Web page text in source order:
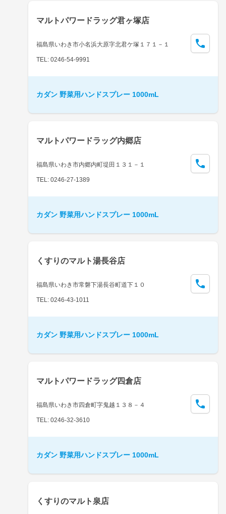
マルトパワードラッグ君ヶ塚店
福島県いわき市小名浜大原字北君ケ塚１７１－１
TEL: 0246-54-9991
カダン 野菜用ハンドスプレー 1000mL
マルトパワードラッグ内郷店
福島県いわき市内郷内町堤田１３１－１
TEL: 0246-27-1389
カダン 野菜用ハンドスプレー 1000mL
くすりのマルト湯長谷店
福島県いわき市常磐下湯長谷町道下１０
TEL: 0246-43-1011
カダン 野菜用ハンドスプレー 1000mL
マルトパワードラッグ四倉店
福島県いわき市四倉町字鬼越１３８－４
TEL: 0246-32-3610
カダン 野菜用ハンドスプレー 1000mL
くすりのマルト泉店